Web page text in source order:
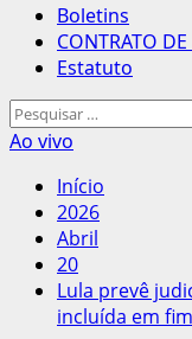
Menu
principal
Boletins
CONTRATO
Estatuto
Pesquisar
por:
Ao vivo
Início
2026
Abril
20
Lula prevê
incluída em